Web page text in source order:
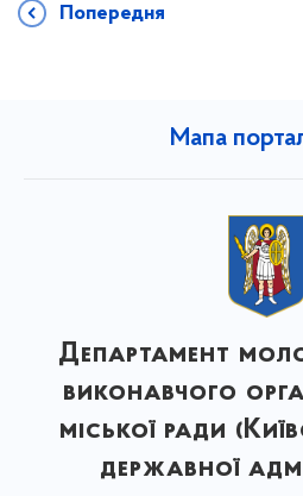
Попередня
Мапа
Департамент
виконавчого
міської ради
державної